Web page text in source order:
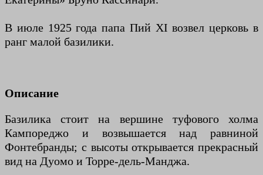
В июле 1925 года папа Пий XI возвел церковь в
ранг малой базилики.
Описание
Базилика стоит на вершине туфового холма
Кампореджо и возвышается над равниной
Фонтебранды; с высоты открывается прекрасный
вид на Дуомо и Торре-дель-Манджа.